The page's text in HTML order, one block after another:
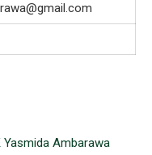
Yasmida Ambarawa